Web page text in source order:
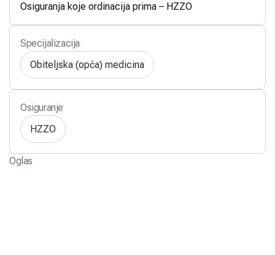
Osiguranja koje ordinacija prima – HZZO
Specijalizacija
Obiteljska (opća) medicina
Osiguranje
HZZO
Oglas